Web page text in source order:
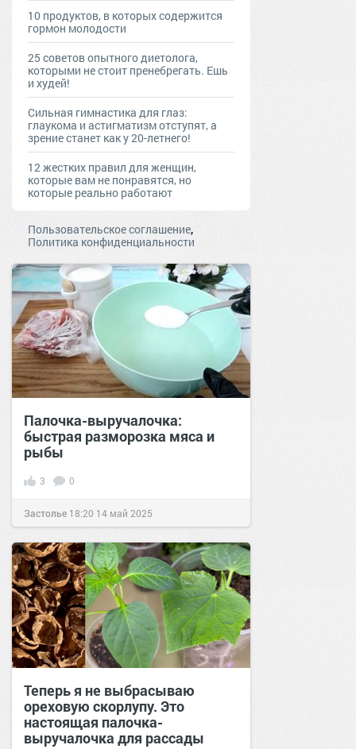
10 продуктов, в которых содержится
гормон молодости
25 советов опытного диетолога,
которыми не стоит пренебрегать. Ешь
и худей!
Сильная гимнастика для глаз:
глаукома и астигматизм отступят, а
зрение станет как у 20-летнего!
12 жестких правил для женщин,
которые вам не понравятся, но
которые реально работают
Пользовательское соглашение,
Политика конфиденциальности
Палочка-выручалочка:
быстрая разморозка мяса и
рыбы
3 0
Застолье 18:20 14 май 2025
Теперь я не выбрасываю
ореховую скорлупу. Это
настоящая палочка-
выручалочка для рассады